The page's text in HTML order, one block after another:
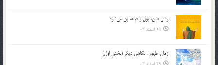
وقتی دین، پول و قبله، زن می‌شود
29 اسفند 03
زمان ظهور ؛ نگاهی دیگر (بخش اول)